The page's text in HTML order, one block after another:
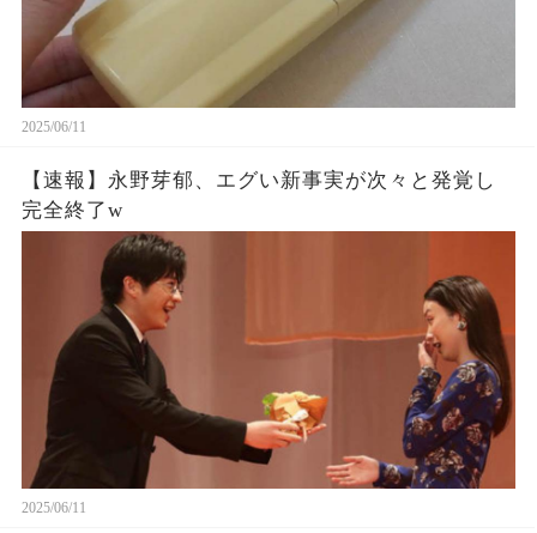
2025/06/11
【速報】永野芽郁、エグい新事実が次々と発覚し
完全終了w
2025/06/11